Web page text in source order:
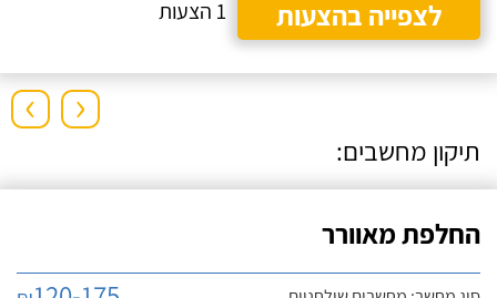
לצפייה בהצעות 1 הצעות
› ‹
תיקון מחשבים:
החלפת מאוורר